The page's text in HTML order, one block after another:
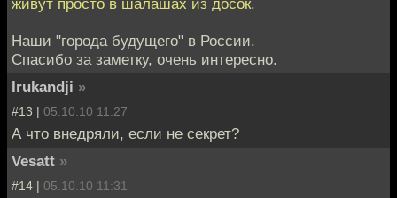
живут просто в шалашах из досок.
Наши "города будущего" в России.
Спасибо за заметку, очень интересно.
Irukandji »
#13 | 05.10.10 11:27
А что внедряли, если не секрет?
Vesatt »
#14 | 05.10.10 11:31